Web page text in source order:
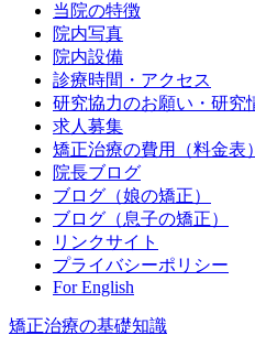
当院の特徴
院内写真
院内設備
診療時間・アクセス
研究協力のお願い・研究
求人募集
矯正治療の費用（料金表）
院長ブログ
ブログ（娘の矯正）
ブログ（息子の矯正）
リンクサイト
プライバシーポリシー
For English
矯正治療の基礎知識